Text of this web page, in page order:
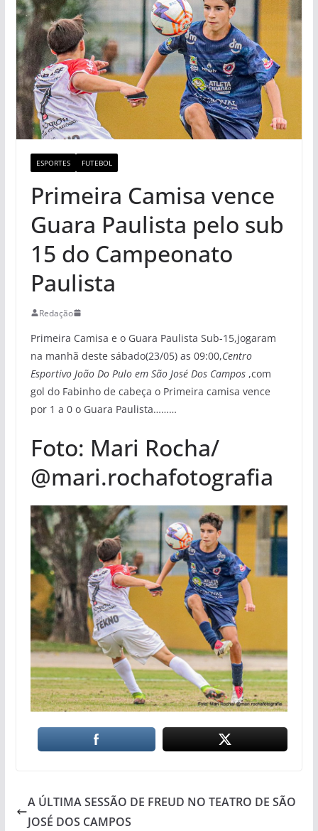
ESPORTES FUTEBOL
Primeira Camisa vence
Guara Paulista pelo sub
15 do Campeonato
Paulista
Redação
Primeira Camisa e o Guara Paulista Sub-15,jogaram
na manhã deste sábado(23/05) as 09:00,Centro
Esportivo João Do Pulo em São José Dos Campos ,com
gol do Fabinho de cabeça o Primeira camisa vence
por 1 a 0 o Guara Paulista………
Foto: Mari Rocha/
@mari.rochafotografia
A ÚLTIMA SESSÃO DE FREUD NO TEATRO DE SÃO
JOSÉ DOS CAMPOS